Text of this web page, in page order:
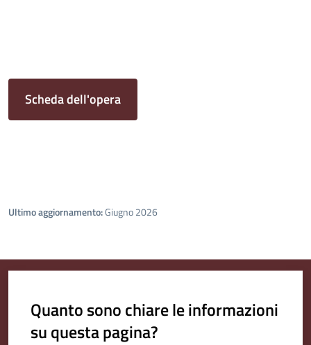
Scheda dell'opera
Ultimo aggiornamento:Giugno 2026
Quanto sono chiare le informazioni
su questa pagina?